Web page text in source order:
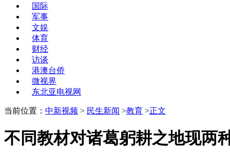
国际
军事
文娱
体育
财经
访谈
港澳台侨
微视界
东北亚电视网
当前位置： 中新视频 > 民生新闻 >教育 >正文
不同教材对诸葛躬耕之地现两